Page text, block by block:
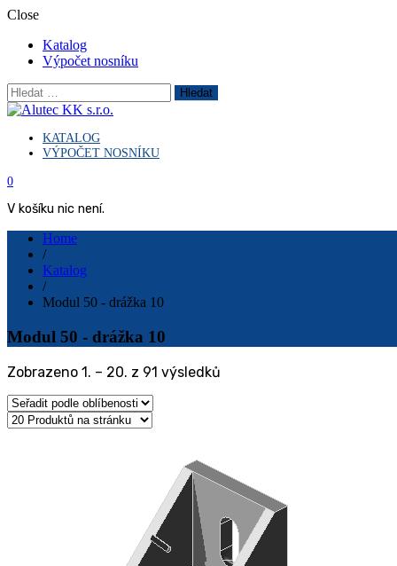
Close
Katalog
Výpočet nosníku
Vyhledávání
Alutec KK s.r.o.
Hliníkové a konstrukční systémy
KATALOG
VÝPOČET NOSNÍKU
0
V košíku nic není.
Home
/
Katalog
/
Modul 50 - drážka 10
Modul 50 - drážka 10
Zobrazeno 1. – 20. z 91 výsledků